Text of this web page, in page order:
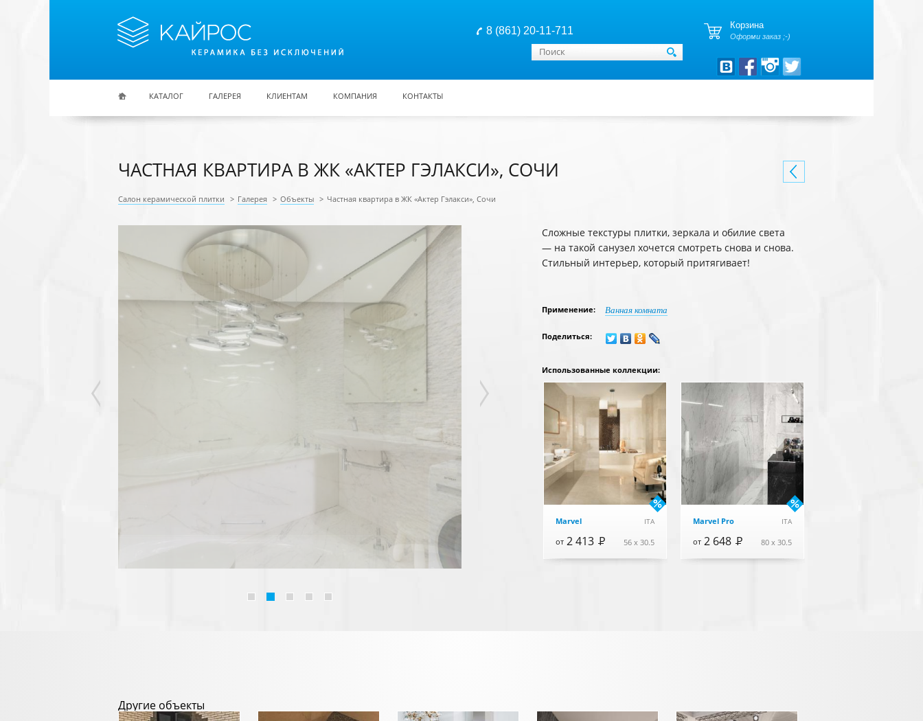
8 (861) 20-11-711 Корзина
Оформи заказ ;-)
Форма поиска
Поиск
КАТАЛОГ ГАЛЕРЕЯ КЛИЕНТАМ КОМПАНИЯ КОНТАКТЫ
ЧАСТНАЯ КВАРТИРА В ЖК «АКТЕР ГЭЛАКСИ», СОЧИ
Салон керамической плитки > Галерея > Объекты > Частная квартира в ЖК «Актер Гэлакси», Сочи
Сложные текстуры плитки, зеркала и обилие света
— на такой санузел хочется смотреть снова и снова.
Стильный интерьер, который притягивает!
Применение: Ванная комната
Поделиться:
Использованные коллекции:
Marvel
56 x 30.5
ITA
от 2 413 Р
Marvel Pro
80 x 30.5
ITA
от 2 648 Р
Другие объекты